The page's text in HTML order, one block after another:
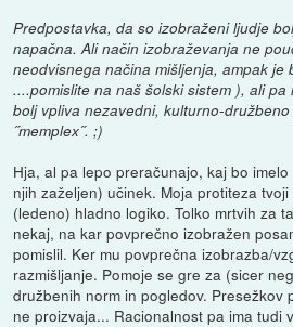
Predpostavka, da so izobraženi ljudje
napačna. Ali način izobraževanja ne
neodvisnega načina mišljenja, ampak je
....pomislite na naš šolski sistem ), ali
bolj vpliva nezavedni, kulturno-
˝memplex˝. ;)
Hja, al pa lepo preračunajo, kaj bo
njih zaželjen) učinek. Moja protiteza
(ledeno) hladno logiko. Tolko mrtvih za
nekaj, na kar povprečno izobražen
pomislil. Ker mu povprečna izobrazba/
razmišljanje. Pomoje se gre za (sicer
družbenih norm in pogledov. Presežkov
ne proizvaja... Racionalnost pa ima tudi